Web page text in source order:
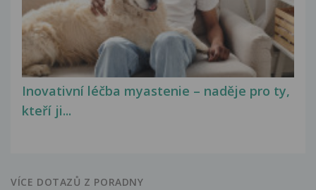
Inovativní léčba myastenie – naděje pro ty,
kteří ji...
VÍCE DOTAZŮ Z PORADNY